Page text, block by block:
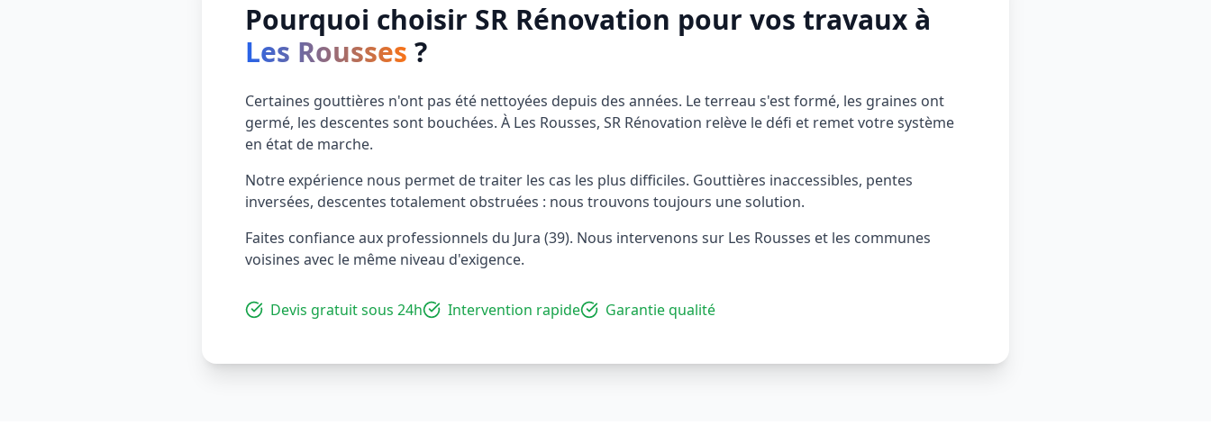
Pourquoi choisir SR Rénovation pour vos travaux à
Les Rousses ?
Certaines gouttières n'ont pas été nettoyées depuis des années. Le terreau s'est formé, les graines ont
germé, les descentes sont bouchées. À Les Rousses, SR Rénovation relève le défi et remet votre système
en état de marche.
Notre expérience nous permet de traiter les cas les plus difficiles. Gouttières inaccessibles, pentes
inversées, descentes totalement obstruées : nous trouvons toujours une solution.
Faites confiance aux professionnels du Jura (39). Nous intervenons sur Les Rousses et les communes
voisines avec le même niveau d'exigence.
Devis gratuit sous 24h Intervention rapide Garantie qualité